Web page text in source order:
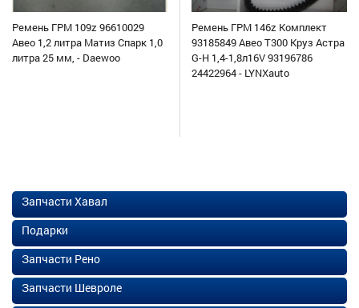
Ремень ГРМ 109z 96610029
Авео 1,2 литра Матиз Спарк 1,0
литра 25 мм, - Daewoo
Ремень ГРМ 146z Комплект
93185849 Авео Т300 Круз Астра
G-H 1,4-1,8л16V 93196786
24422964 - LYNXauto
Запчасти Хавал
Подарки
Запчасти Рено
Запчасти Шевроле